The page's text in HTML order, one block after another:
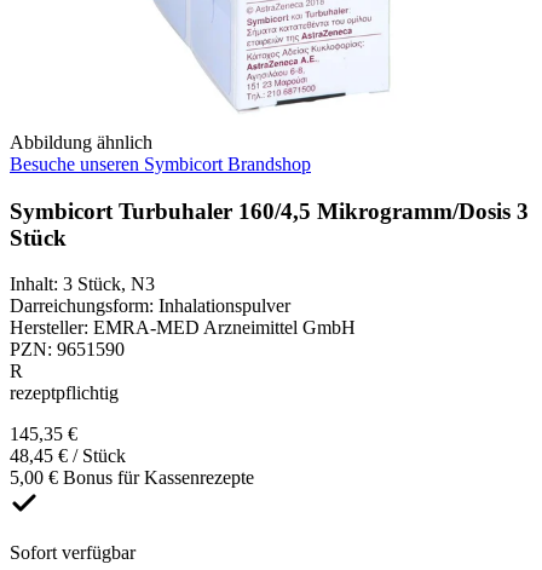
Abbildung ähnlich
Besuche unseren Symbicort Brandshop
Symbicort Turbuhaler 160/4,5 Mikrogramm/Dosis 3
Stück
Inhalt: 3 Stück, N3
Darreichungsform: Inhalationspulver
Hersteller: EMRA-MED Arzneimittel GmbH
PZN: 9651590
R
rezeptpflichtig
145,35 €
48,45 € / Stück
5,00 € Bonus für Kassenrezepte
Sofort verfügbar